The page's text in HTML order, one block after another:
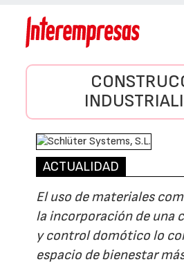
ACTUALIDAD
El uso de materiales
la incorporación de una
y control domótico lo
espacio de bienestar